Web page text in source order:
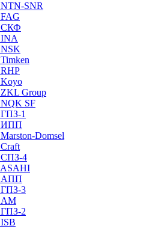
NTN-SNR
FAG
СКФ
INA
NSK
Timken
RHP
Koyo
ZKL Group
NQK SF
ГПЗ-1
ИПП
Marston-Domsel
Craft
СПЗ-4
ASAHI
АПП
ГПЗ-3
АМ
ГПЗ-2
ISB